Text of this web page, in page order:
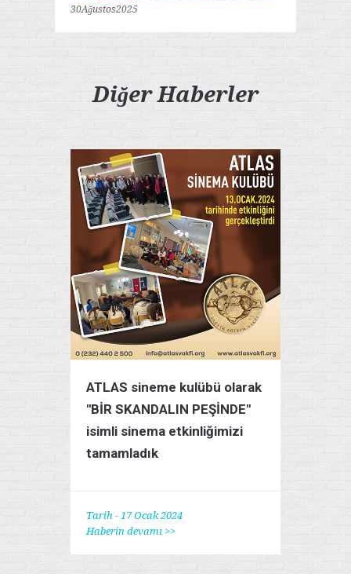
30Ağustos2025
Diğer Haberler
ATLAS sineme kulübü olarak
"BİR SKANDALIN PEŞİNDE"
isimli sinema etkinliğimizi
tamamladık
Tarih - 17 Ocak 2024
Haberin devamı >>